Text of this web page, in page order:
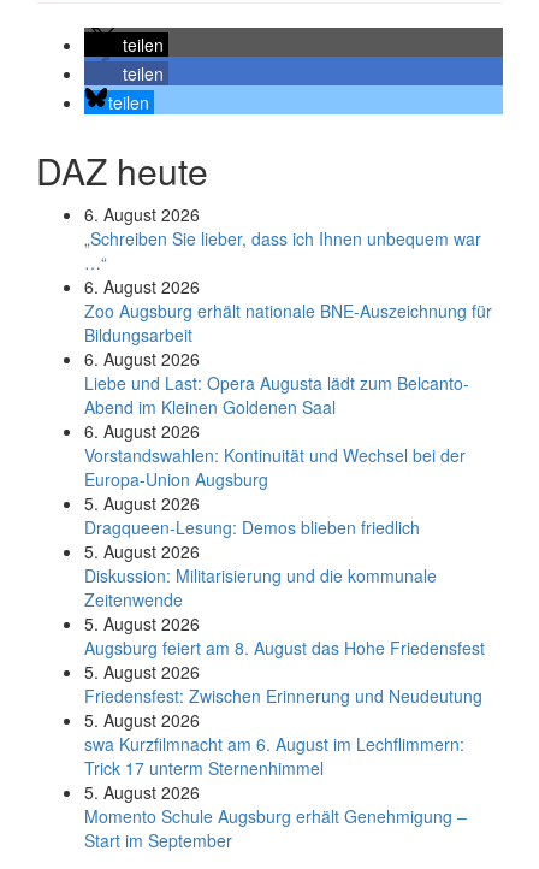
teilen
teilen
teilen
DAZ heute
6. August 2026
„Schreiben Sie lieber, dass ich Ihnen unbequem war
…“
6. August 2026
Zoo Augsburg erhält nationale BNE-Auszeichnung für
Bildungsarbeit
6. August 2026
Liebe und Last: Opera Augusta lädt zum Belcanto-
Abend im Kleinen Goldenen Saal
6. August 2026
Vorstandswahlen: Kontinuität und Wechsel bei der
Europa-Union Augsburg
5. August 2026
Dragqueen-Lesung: Demos blieben friedlich
5. August 2026
Diskussion: Mi­li­ta­ri­sie­rung und die kommunale
Zeitenwende
5. August 2026
Augsburg feiert am 8. August das Hohe Friedensfest
5. August 2026
Friedensfest: Zwischen Erinnerung und Neudeutung
5. August 2026
swa Kurz­film­nacht am 6. August im Lech­flim­mern:
Trick 17 unterm Sternen­himmel
5. August 2026
Momento Schule Augsburg erhält Genehmigung –
Start im September